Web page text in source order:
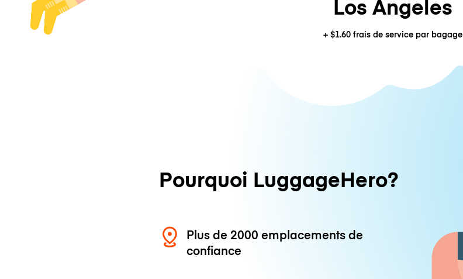
Los Angeles
+ $1.60 frais de service par bagage
Pourquoi LuggageHero?
Plus de 2000 emplacements de
confiance